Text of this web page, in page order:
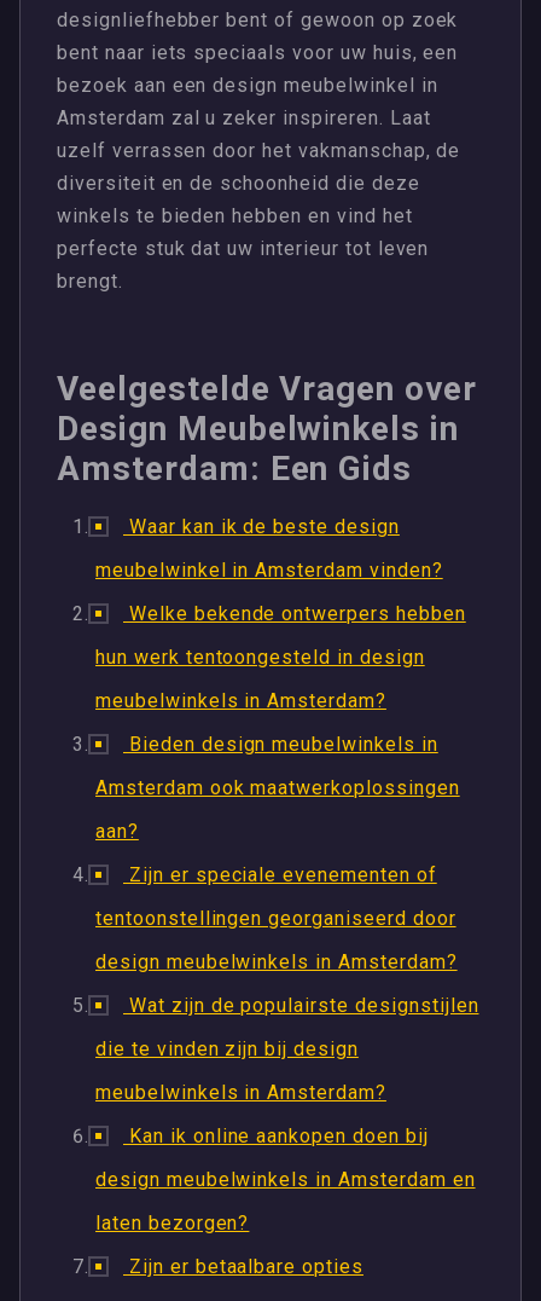
designliefhebber bent of gewoon op zoek
bent naar iets speciaals voor uw huis, een
bezoek aan een design meubelwinkel in
Amsterdam zal u zeker inspireren. Laat
uzelf verrassen door het vakmanschap, de
diversiteit en de schoonheid die deze
winkels te bieden hebben en vind het
perfecte stuk dat uw interieur tot leven
brengt.
Veelgestelde Vragen over
Design Meubelwinkels in
Amsterdam: Een Gids
Waar kan ik de beste design
meubelwinkel in Amsterdam vinden?
Welke bekende ontwerpers hebben
hun werk tentoongesteld in design
meubelwinkels in Amsterdam?
Bieden design meubelwinkels in
Amsterdam ook maatwerkoplossingen
aan?
Zijn er speciale evenementen of
tentoonstellingen georganiseerd door
design meubelwinkels in Amsterdam?
Wat zijn de populairste designstijlen
die te vinden zijn bij design
meubelwinkels in Amsterdam?
Kan ik online aankopen doen bij
design meubelwinkels in Amsterdam en
laten bezorgen?
Zijn er betaalbare opties